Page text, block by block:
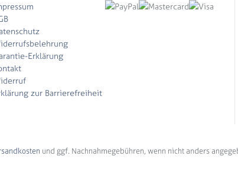
Erklärung
zur Barrierefreiheit
und ggf. Nachnahmegebühren, wenn nicht anders